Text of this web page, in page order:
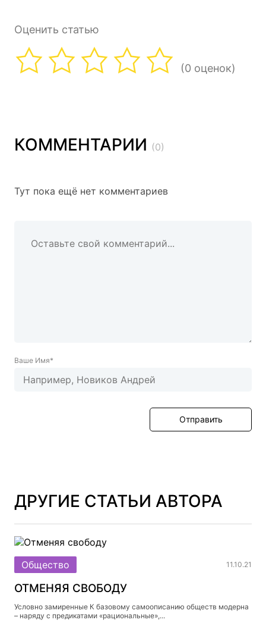
Оценить статью
(0 оценок)
КОММЕНТАРИИ (0)
Тут пока ещё нет комментариев
Ваше Имя*
Отправить
ДРУГИЕ СТАТЬИ АВТОРА
Общество 11.10.21
ОТМЕНЯЯ СВОБОДУ
Условно замиренные К базовому самоописанию обществ модерна
– наряду с предикатами «рациональные»,...